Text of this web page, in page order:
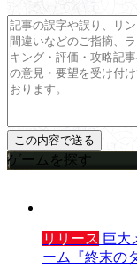
ゲームを探す
リリース 巨大
ーム『終末の